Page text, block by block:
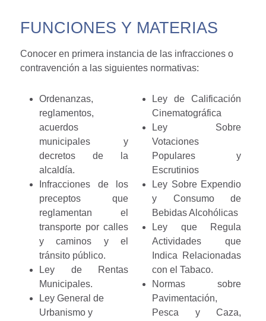
FUNCIONES Y MATERIAS
Conocer en primera instancia de las infracciones o
contravención a las siguientes normativas:
Ordenanzas,
reglamentos,
acuerdos
municipales y
decretos de la
alcaldía.
Infracciones de los
preceptos que
reglamentan el
transporte por calles
y caminos y el
tránsito público.
Ley de Rentas
Municipales.
Ley General de
Urbanismo y
Ley de Calificación
Cinematográfica
Ley Sobre
Votaciones
Populares y
Escrutinios
Ley Sobre Expendio
y Consumo de
Bebidas Alcohólicas
Ley que Regula
Actividades que
Indica Relacionadas
con el Tabaco.
Normas sobre
Pavimentación,
Pesca y Caza,